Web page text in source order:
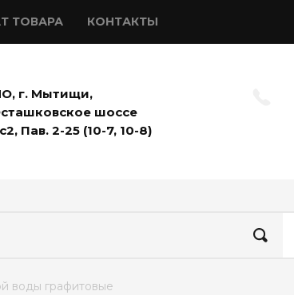
ТОВАРА КОНТАКТЫ
г. Мытищи,
шоссе
Пав. 2-25 (10-7, 10-8)
воды графитовые